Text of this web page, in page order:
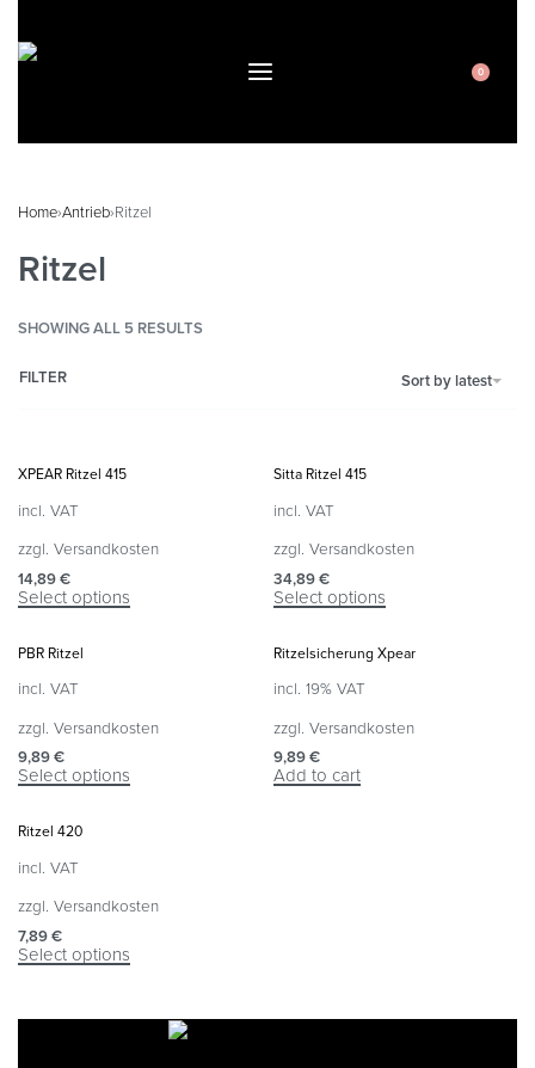
0
Home›Antrieb›Ritzel
Ritzel
SHOWING ALL 5 RESULTS
Sort by latest
FILTER
XPEAR Ritzel 415
incl. VAT
zzgl. Versandkosten
14,89€
Select options
Sitta Ritzel 415
incl. VAT
zzgl. Versandkosten
34,89€
Select options
PBR Ritzel
incl. VAT
zzgl. Versandkosten
9,89€
Select options
Ritzelsicherung Xpear
incl. 19% VAT
zzgl. Versandkosten
9,89€
Add to cart
Ritzel 420
incl. VAT
zzgl. Versandkosten
7,89€
Select options